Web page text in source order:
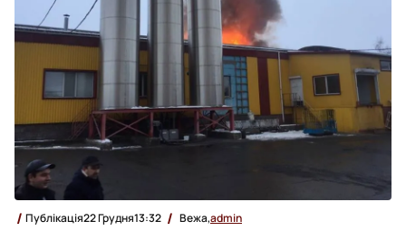
Публікація22 Грудня13:32 Вежа,admin